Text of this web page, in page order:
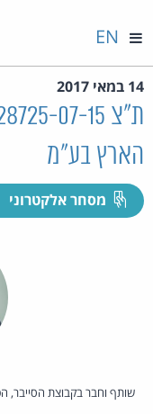
EN
14 במאי 2017
הארץ בע"מ
מסחר אלקטרוני
שותף וחבר בקבוצת הסייבר,